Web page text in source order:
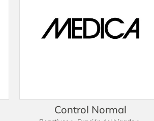
Control Normal